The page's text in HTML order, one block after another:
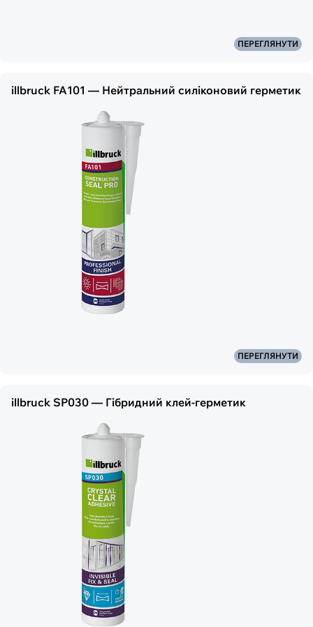
ПЕРЕГЛЯНУТИ
illbruck FA101 — Нейтральний силіконовий герметик
ПЕРЕГЛЯНУТИ
illbruck SP030 — Гібридний клей-герметик